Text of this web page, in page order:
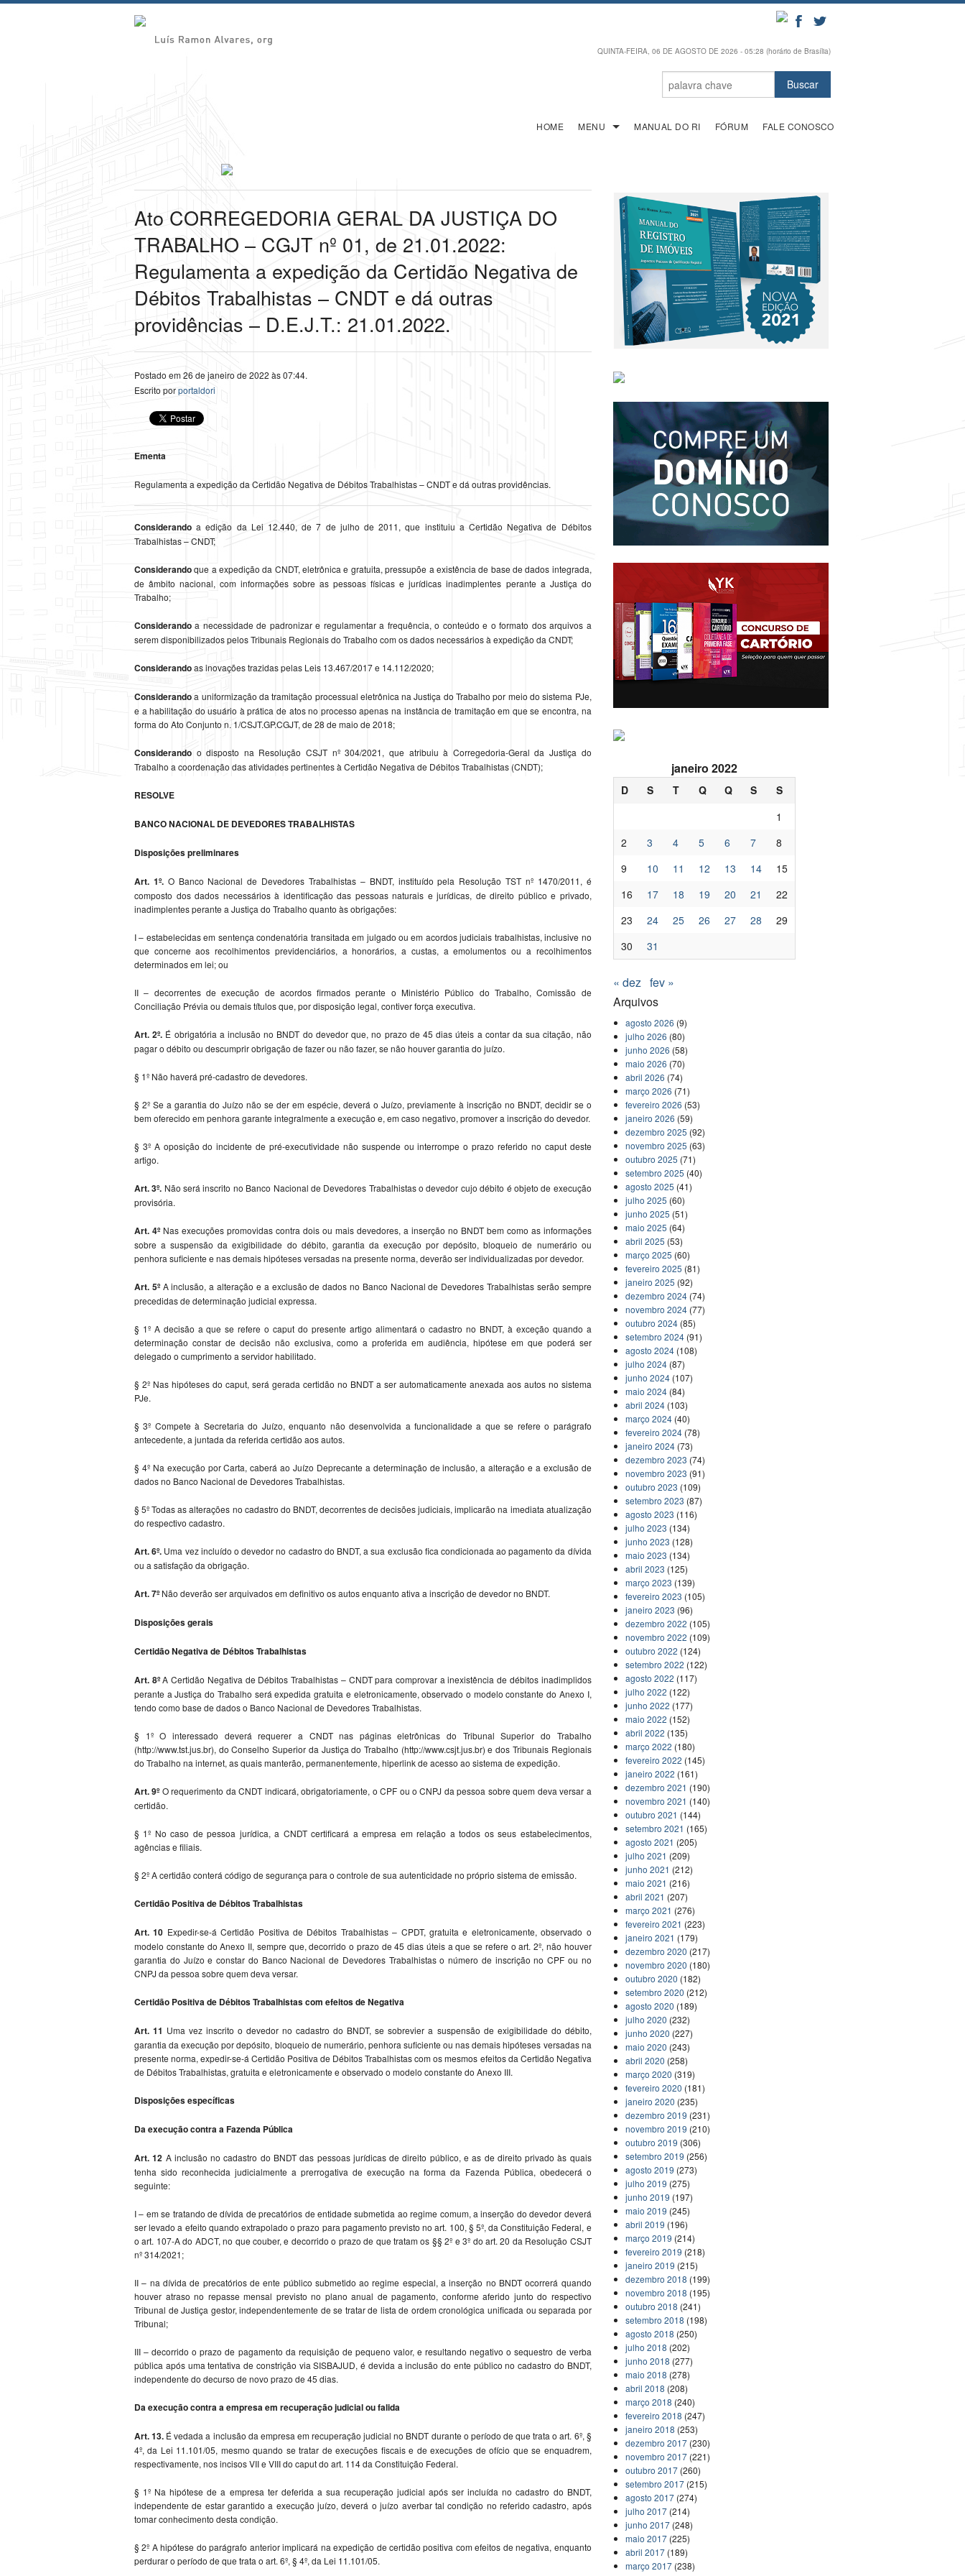
QUINTA-FEIRA, 06 DE AGOSTO DE 2026 - 05:28 (horário de Brasília)
HOME MENU MANUAL DO RI FÓRUM FALE CONOSCO
Ato CORREGEDORIA GERAL DA JUSTIÇA DO
TRABALHO – CGJT nº 01, de 21.01.2022:
Regulamenta a expedição da Certidão Negativa de
Débitos Trabalhistas – CNDT e dá outras
providências – D.E.J.T.: 21.01.2022.
Postado em 26 de janeiro de 2022 às 07:44.
Escrito porportaldori
Ementa
Regulamenta a expedição da Certidão Negativa de Débitos Trabalhistas – CNDT e dá outras providências.
Considerando a edição da Lei 12.440, de 7 de julho de 2011, que instituiu a Certidão Negativa de Débitos
Trabalhistas – CNDT;
Considerandoque a expedição da CNDT, eletrônica e gratuita, pressupõe a existência de base de dados integrada,
de âmbito nacional, com informações sobre as pessoas físicas e jurídicas inadimplentes perante a Justiça do
Trabalho;
Considerando a necessidade de padronizar e regulamentar a frequência, o conteúdo e o formato dos arquivos a
serem disponibilizados pelos Tribunais Regionais do Trabalho com os dados necessários à expedição da CNDT;
Considerandoas inovações trazidas pelas Leis 13.467/2017 e 14.112/2020;
Considerandoa uniformização da tramitação processual eletrônica na Justiça do Trabalho por meio do sistema PJe,
e a habilitação do usuário à prática de atos no processo apenas na instância de tramitação em que se encontra, na
forma do Ato Conjunto n. 1/CSJT.GP.CGJT, de 28 de maio de 2018;
Considerando o disposto na Resolução CSJT nº 304/2021, que atribuiu à Corregedoria-Geral da Justiça do
Trabalho a coordenação das atividades pertinentes à Certidão Negativa de Débitos Trabalhistas (CNDT);
RESOLVE
BANCO NACIONAL DE DEVEDORES TRABALHISTAS
Disposições preliminares
Art. 1º.O Banco Nacional de Devedores Trabalhistas – BNDT, instituído pela Resolução TST nº 1470/2011, é
composto dos dados necessários à identificação das pessoas naturais e jurídicas, de direito público e privado,
inadimplentes perante a Justiça do Trabalho quanto às obrigações:
I – estabelecidas em sentença condenatória transitada em julgado ou em acordos judiciais trabalhistas, inclusive no
que concerne aos recolhimentos previdenciários, a honorários, a custas, a emolumentos ou a recolhimentos
determinados em lei; ou
II – decorrentes de execução de acordos firmados perante o Ministério Público do Trabalho, Comissão de
Conciliação Prévia ou demais títulos que, por disposição legal, contiver força executiva.
Art. 2º. É obrigatória a inclusão no BNDT do devedor que, no prazo de 45 dias úteis a contar da sua citação, não
pagar o débito ou descumprir obrigação de fazer ou não fazer, se não houver garantia do juízo.
§ 1º Não haverá pré-cadastro de devedores.
§ 2º Se a garantia do Juízo não se der em espécie, deverá o Juízo, previamente à inscrição no BNDT, decidir se o
bem oferecido em penhora garante integralmente a execução e, em caso negativo, promover a inscrição do devedor.
§ 3º A oposição do incidente de pré-executividade não suspende ou interrompe o prazo referido no caput deste
artigo.
Art. 3º. Não será inscrito no Banco Nacional de Devedores Trabalhistas o devedor cujo débito é objeto de execução
provisória.
Art. 4ºNas execuções promovidas contra dois ou mais devedores, a inserção no BNDT bem como as informações
sobre a suspensão da exigibilidade do débito, garantia da execução por depósito, bloqueio de numerário ou
penhora suficiente e nas demais hipóteses versadas na presente norma, deverão ser individualizadas por devedor.
Art. 5ºA inclusão, a alteração e a exclusão de dados no Banco Nacional de Devedores Trabalhistas serão sempre
precedidas de determinação judicial expressa.
§ 1º A decisão a que se refere o caput do presente artigo alimentará o cadastro no BNDT, à exceção quando a
determinação constar de decisão não exclusiva, como a proferida em audiência, hipótese em que poderá ser
delegado o cumprimento a servidor habilitado.
§ 2º Nas hipóteses do caput, será gerada certidão no BNDT a ser automaticamente anexada aos autos no sistema
PJe.
§ 3º Compete à Secretaria do Juízo, enquanto não desenvolvida a funcionalidade a que se refere o parágrafo
antecedente, a juntada da referida certidão aos autos.
§ 4º Na execução por Carta, caberá ao Juízo Deprecante a determinação de inclusão, a alteração e a exclusão de
dados no Banco Nacional de Devedores Trabalhistas.
§ 5º Todas as alterações no cadastro do BNDT, decorrentes de decisões judiciais, implicarão na imediata atualização
do respectivo cadastro.
Art. 6º. Uma vez incluído o devedor no cadastro do BNDT, a sua exclusão fica condicionada ao pagamento da dívida
ou a satisfação da obrigação.
Art. 7º Não deverão ser arquivados em definitivo os autos enquanto ativa a inscrição de devedor no BNDT.
Disposições gerais
Certidão Negativa de Débitos Trabalhistas
Art. 8ºA Certidão Negativa de Débitos Trabalhistas – CNDT para comprovar a inexistência de débitos inadimplidos
perante a Justiça do Trabalho será expedida gratuita e eletronicamente, observado o modelo constante do Anexo I,
tendo como base de dados o Banco Nacional de Devedores Trabalhistas.
§ 1º O interessado deverá requerer a CNDT nas páginas eletrônicas do Tribunal Superior do Trabalho
(http://www.tst.jus.br), do Conselho Superior da Justiça do Trabalho (http://www.csjt.jus.br) e dos Tribunais Regionais
do Trabalho na internet, as quais manterão, permanentemente, hiperlink de acesso ao sistema de expedição.
Art. 9º O requerimento da CNDT indicará, obrigatoriamente, o CPF ou o CNPJ da pessoa sobre quem deva versar a
certidão.
§ 1º No caso de pessoa jurídica, a CNDT certificará a empresa em relação a todos os seus estabelecimentos,
agências e filiais.
§ 2º A certidão conterá código de segurança para o controle de sua autenticidade no próprio sistema de emissão.
Certidão Positiva de Débitos Trabalhistas
Art. 10 Expedir-se-á Certidão Positiva de Débitos Trabalhistas – CPDT, gratuita e eletronicamente, observado o
modelo constante do Anexo II, sempre que, decorrido o prazo de 45 dias úteis a que se refere o art. 2º, não houver
garantia do Juízo e constar do Banco Nacional de Devedores Trabalhistas o número de inscrição no CPF ou no
CNPJ da pessoa sobre quem deva versar.
Certidão Positiva de Débitos Trabalhistas com efeitos de Negativa
Art. 11 Uma vez inscrito o devedor no cadastro do BNDT, se sobrevier a suspensão de exigibilidade do débito,
garantia da execução por depósito, bloqueio de numerário, penhora suficiente ou nas demais hipóteses versadas na
presente norma, expedir-se-á Certidão Positiva de Débitos Trabalhistas com os mesmos efeitos da Certidão Negativa
de Débitos Trabalhistas, gratuita e eletronicamente e observado o modelo constante do Anexo III.
Disposições específicas
Da execução contra a Fazenda Pública
Art. 12 A inclusão no cadastro do BNDT das pessoas jurídicas de direito público, e as de direito privado às quais
tenha sido reconhecida judicialmente a prerrogativa de execução na forma da Fazenda Pública, obedecerá o
seguinte:
I – em se tratando de dívida de precatórios de entidade submetida ao regime comum, a inserção do devedor deverá
ser levado a efeito quando extrapolado o prazo para pagamento previsto no art. 100, § 5º, da Constituição Federal, e
o art. 107-A do ADCT, no que couber, e decorrido o prazo de que tratam os §§ 2º e 3º do art. 20 da Resolução CSJT
nº 314/2021;
II – na dívida de precatórios de ente público submetido ao regime especial, a inserção no BNDT ocorrerá quando
houver atraso no repasse mensal previsto no plano anual de pagamento, conforme aferido junto do respectivo
Tribunal de Justiça gestor, independentemente de se tratar de lista de ordem cronológica unificada ou separada por
Tribunal;
III – decorrido o prazo de pagamento da requisição de pequeno valor, e resultando negativo o sequestro de verba
pública após uma tentativa de constrição via SISBAJUD, é devida a inclusão do ente público no cadastro do BNDT,
independente do decurso de novo prazo de 45 dias.
Da execução contra a empresa em recuperação judicial ou falida
Art. 13. É vedada a inclusão da empresa em recuperação judicial no BNDT durante o período de que trata o art. 6º, §
4º, da Lei 11.101/05, mesmo quando se tratar de execuções fiscais e de execuções de ofício que se enquadrem,
respectivamente, nos incisos VII e VIII do caput do art. 114 da Constituição Federal.
§ 1º Na hipótese de a empresa ter deferida a sua recuperação judicial após ser incluída no cadastro do BNDT,
independente de estar garantido a execução juízo, deverá o juízo averbar tal condição no referido cadastro, após
tomar conhecimento desta condição.
§ 2º A hipótese do parágrafo anterior implicará na expedição de certidão positiva com efeitos de negativa, enquanto
perdurar o período de que trata o art. 6º, § 4º, da Lei 11.101/05.
janeiro 2022
D S T Q Q S
S
1
2
3 4 5 6 7
8
9
10 11 12 13 14
15
16
17 18 19 20 21
22
23
24 25 26 27 28
29
30
31
« dez fev »
Arquivos
agosto 2026 (9)
julho 2026 (80)
junho 2026 (58)
maio 2026 (70)
abril 2026 (74)
março 2026 (71)
fevereiro 2026 (53)
janeiro 2026 (59)
dezembro 2025 (92)
novembro 2025 (63)
outubro 2025 (71)
setembro 2025 (40)
agosto 2025 (41)
julho 2025 (60)
junho 2025 (51)
maio 2025 (64)
abril 2025 (53)
março 2025 (60)
fevereiro 2025 (81)
janeiro 2025 (92)
dezembro 2024 (74)
novembro 2024 (77)
outubro 2024 (85)
setembro 2024 (91)
agosto 2024 (108)
julho 2024 (87)
junho 2024 (107)
maio 2024 (84)
abril 2024 (103)
março 2024 (40)
fevereiro 2024 (78)
janeiro 2024 (73)
dezembro 2023 (74)
novembro 2023 (91)
outubro 2023 (109)
setembro 2023 (87)
agosto 2023 (116)
julho 2023 (134)
junho 2023 (128)
maio 2023 (134)
abril 2023 (125)
março 2023 (139)
fevereiro 2023 (105)
janeiro 2023 (96)
dezembro 2022 (105)
novembro 2022 (109)
outubro 2022 (124)
setembro 2022 (122)
agosto 2022 (117)
julho 2022 (122)
junho 2022 (177)
maio 2022 (152)
abril 2022 (135)
março 2022 (180)
fevereiro 2022 (145)
janeiro 2022 (161)
dezembro 2021 (190)
novembro 2021 (140)
outubro 2021 (144)
setembro 2021 (165)
agosto 2021 (205)
julho 2021 (209)
junho 2021 (212)
maio 2021 (216)
abril 2021 (207)
março 2021 (276)
fevereiro 2021 (223)
janeiro 2021 (179)
dezembro 2020 (217)
novembro 2020 (180)
outubro 2020 (182)
setembro 2020 (212)
agosto 2020 (189)
julho 2020 (232)
junho 2020 (227)
maio 2020 (243)
abril 2020 (258)
março 2020 (319)
fevereiro 2020 (181)
janeiro 2020 (235)
dezembro 2019 (231)
novembro 2019 (210)
outubro 2019 (306)
setembro 2019 (256)
agosto 2019 (273)
julho 2019 (275)
junho 2019 (197)
maio 2019 (245)
abril 2019 (196)
março 2019 (214)
fevereiro 2019 (218)
janeiro 2019 (215)
dezembro 2018 (199)
novembro 2018 (195)
outubro 2018 (241)
setembro 2018 (198)
agosto 2018 (250)
julho 2018 (202)
junho 2018 (277)
maio 2018 (278)
abril 2018 (208)
março 2018 (240)
fevereiro 2018 (247)
janeiro 2018 (253)
dezembro 2017 (230)
novembro 2017 (221)
outubro 2017 (260)
setembro 2017 (215)
agosto 2017 (274)
julho 2017 (214)
junho 2017 (248)
maio 2017 (225)
abril 2017 (189)
março 2017 (238)